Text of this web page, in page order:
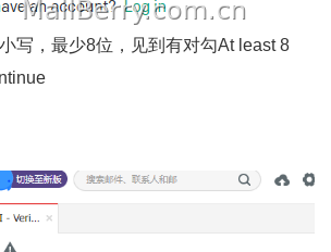
写，最少8位，见到有对勾At least 8